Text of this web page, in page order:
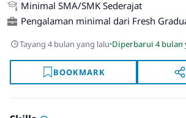
Minimal SMA/SMK Sederajat
Pengalaman minimal dari Fresh
Tayang 4 bulan yang lalu·Diperbarui 4 bulan
BOOKMARK